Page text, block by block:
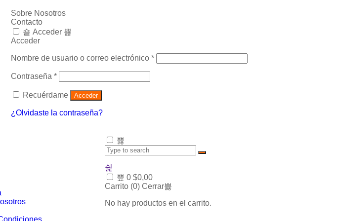
Sobre Nosotros
Contacto
Acceder
Acceder
Nombre de usuario o correo electrónico *
Contraseña *
Recuérdame Acceder
¿Olvidaste la contraseña?
0 $0,00
Carrito (0) Cerrar
No hay productos en el carrito.